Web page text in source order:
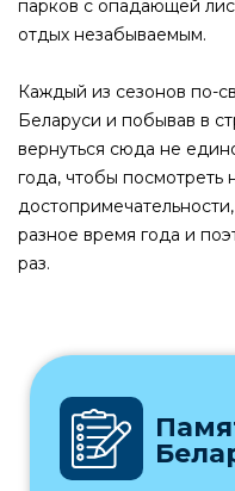
парков с опадающей
отдых незабываемым.
Каждый из сезонов по-
Беларуси и побывав в
вернуться сюда не
года, чтобы посмотреть
разное время года и
раз.